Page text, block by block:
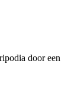
door een